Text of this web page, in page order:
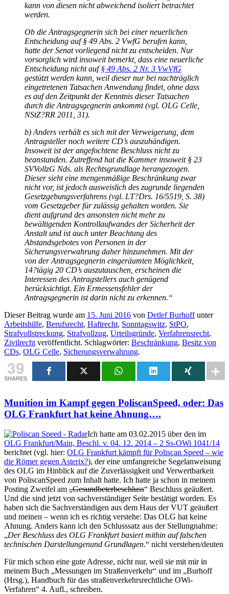
kann von diesen nicht abweichend isoliert betrachtet
werden.
Ob die Antragsgegnerin sich bei einer neuerlichen
Entscheidung auf § 49 Abs. 2 VwfG berufen kann,
hatte der Senat vorliegend nicht zu entscheiden. Nur
vorsorglich wird insoweit bemerkt, dass eine neuerliche
Entscheidung nicht auf§ 49 Abs. 2 Nr. 3 VwVfG
gestützt werden kann, weil dieser nur bei nachträglich
eingetretenen Tatsachen Anwendung findet, ohne dass
es auf den Zeitpunkt der Kenntnis dieser Tatsachen
durch die Antragsgegnerin ankommt (vgl. OLG Celle,
NStZ?RR 2011, 31).
b) Anders verhält es sich mit der Verweigerung, dem
Antragsteller noch weitere CD’s auszuhändigen.
Insoweit ist der angefochtene Beschluss nicht zu
beanstanden. Zutreffend hat die Kammer insoweit § 23
SVVollzG Nds. als Rechtsgrundlage herangezogen.
Dieser sieht eine mengenmäßige Beschränkung zwar
nicht vor, ist jedoch ausweislich des zugrunde liegenden
Gesetzgebungsverfahrens (vgl. LT?Drs. 16/5519, S. 38)
vom Gesetzgeber für zulässig gehalten worden. Sie
dient aufgrund des ansonsten nicht mehr zu
bewältigenden Kontrollaufwandes der Sicherheit der
Anstalt und ist auch unter Beachtung des
Abstandsgebotes von Personen in der
Sicherungsverwahrung daher hinzunehmen. Mit der
von der Antragsgegnerin eingeräumten Möglichkeit,
14?tägig 20 CD’s auszutauschen, erscheinen die
Interessen des Antragstellers auch genügend
berücksichtigt. Ein Ermessensfehler der
Antragsgegnerin ist darin nicht zu erkennen.“
Dieser Beitrag wurde am 15. Juni 2016 von Detlef Burhoffunter
Arbeitshilfe, Berufsrecht, Haftrecht, Sonntagswitz, StPO,
Strafvollstreckung, Strafvollzug, Urteilsgründe, Verfahrensrecht,
Zivilrecht veröffentlicht. Schlagwörter: Beschränkung, Besitz von
CDs, OLG Celle, Sicherungsverwahrung.
39
SHARES
Munition im Kampf gegen PoliscanSpeed, oder: Das
OLG Frankfurt hat keine Ahnung….
Ich hatte am 03.02.2015 über den im
OLG Frankfurt/Main, Beschl. v. 04. 12. 2014 – 2 Ss-OWi 1041/14
berichtet (vgl. hier: OLG Frankfurt kämpft für Poliscan Speed – wie
die Römer gegen Asterix?), der eine umfangreiche Segelanweisung
des OLG im Hinblick auf die Zuverlässigkeit und Verwertbarkeit
von PoliscanSpeed zum Inhalt hatte. Ich hatte ja schon in meinem
Posting Zweifel am „Gesundbeterbeschluss“ Beschluss geäußert.
Und die sind jetzt von sachverständiger Seite bestätigt worden. Es
haben sich die Sachverständigen aus dem Haus der VUT geäußert
und meinen – wenn ich es richtig verstehe: Das OLG hat keine
Ahnung. Anders kann ich den Schlusssatz aus der Stellungnahme:
„Der Beschluss des OLG Frankfurt basiert mithin auf falschen
technischen Darstellungenund Grundlagen.“ nicht verstehen/deuten
Für mich schon eine gute Adresse, nicht nur, weil sie mit mir in
meinem Buch „Messungen im Straßenverkehr“ und im „Burhoff
(Hrsg.), Handbuch für das straßenverkehrsrechtliche OWi-
Verfahren“ 4. Aufl., schreiben.